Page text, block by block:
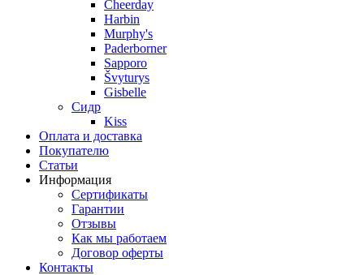
Cheerday
Harbin
Murphy's
Paderborner
Sapporo
Švyturys
Gisbelle
Сидр
Kiss
Оплата и доставка
Покупателю
Статьи
Информация
Сертификаты
Гарантии
Отзывы
Как мы работаем
Договор оферты
Контакты